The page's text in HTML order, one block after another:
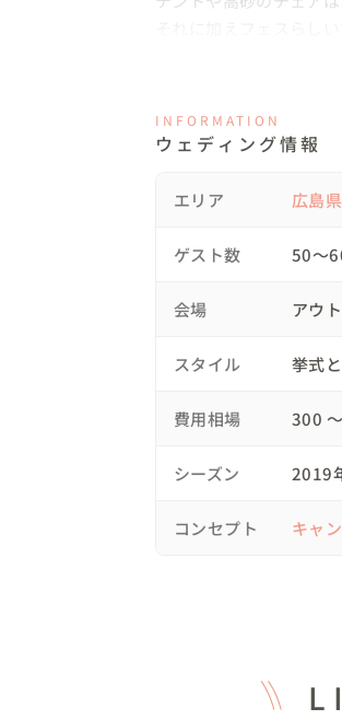
それに加えフェスらし
ゲスト会場ファーストミ
心地良い風と優しい光
ケーキカットはキャン
みんなで歌って踊れる
実は当日朝は土砂降り。
奇跡をありがとう。
INFORMATION
ウェディング情報
エリア 広島県
ゲスト数 50〜
会場 アウ
スタイル 挙式
費用相場 300
シーズン 2019
コンセプト キャ